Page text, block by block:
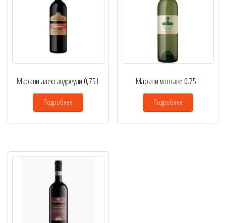
Марани александреули 0,75 L
Подробнее
Марани мтсване 0,75 L
Подробнее